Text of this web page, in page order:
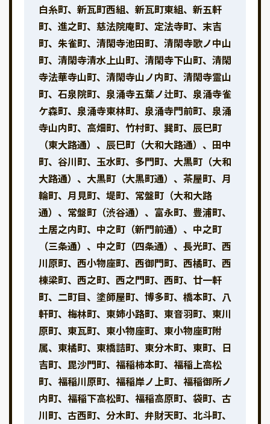
白糸町、新瓦町西組、新瓦町東組、新五軒
町、進之町、慈法院庵町、定法寺町、末吉
町、朱雀町、清閑寺池田町、清閑寺歌ノ中山
町、清閑寺清水上山町、清閑寺下山町、清閑
寺法華寺山町、清閑寺山ノ内町、清閑寺霊山
町、石泉院町、泉涌寺五葉ノ辻町、泉涌寺雀
ケ森町、泉涌寺東林町、泉涌寺門前町、泉涌
寺山内町、高畑町、竹村町、巽町、辰巳町
（東大路通）、辰巳町（大和大路通）、田中
町、谷川町、玉水町、多門町、大黒町（大和
大路通）、大黒町（大黒町通）、茶屋町、月
輪町、月見町、堤町、常盤町（大和大路
通）、常盤町（渋谷通）、富永町、豊浦町、
土居之内町、中之町（新門前通）、中之町
（三条通）、中之町（四条通）、長光町、西
川原町、西小物座町、西御門町、西橘町、西
棟梁町、西之町、西之門町、西町、廿一軒
町、二町目、塗師屋町、博多町、橋本町、八
軒町、梅林町、東姉小路町、東音羽町、東川
原町、東瓦町、東小物座町、東小物座町附
属、東橘町、東橋詰町、東分木町、東町、日
吉町、毘沙門町、福稲柿本町、福稲上高松
町、福稲川原町、福稲岸ノ上町、福稲御所ノ
内町、福稲下高松町、福稲高原町、袋町、古
川町、古西町、分木町、弁財天町、北斗町、